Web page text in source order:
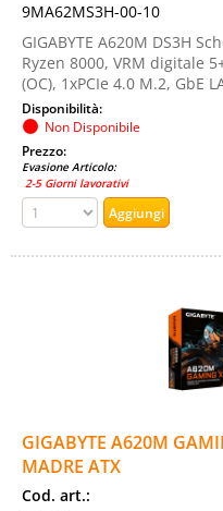
9MA62MS3H-00-10
GIGABYTE A620M DS3H
Ryzen 8000, VRM digitale
(OC), 1xPCIe 4.0 M.2, GbE
Disponibilità:
Non Disponibile
Prezzo:
Evasione Articolo:
2-5 Giorni lavorativi
GIGABYTE A620M
MADRE ATX
Cod. art.: